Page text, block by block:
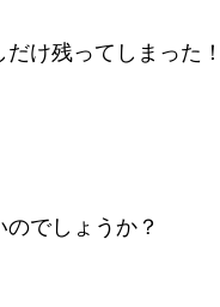
け残ってしまった
でしょうか？